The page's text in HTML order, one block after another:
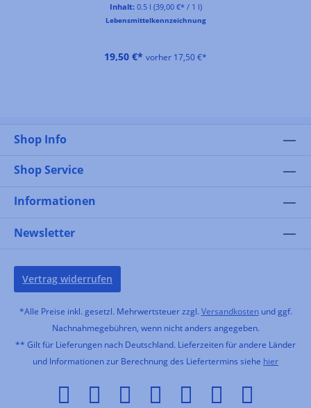
Inhalt: 0.5 l (39,00 €* / 1 l)
Lebensmittelkennzeichnung
19,50 €* vorher 17,50 €*
Shop Info
Shop Service
Informationen
Newsletter
Vertrag widerrufen
*Alle Preise inkl. gesetzl. Mehrwertsteuer zzgl. Versandkostenund ggf.
Nachnahmegebühren, wenn nicht anders angegeben.
** Gilt für Lieferungen nach Deutschland. Lieferzeiten für andere Länder
und Informationen zur Berechnung des Liefertermins siehe hier